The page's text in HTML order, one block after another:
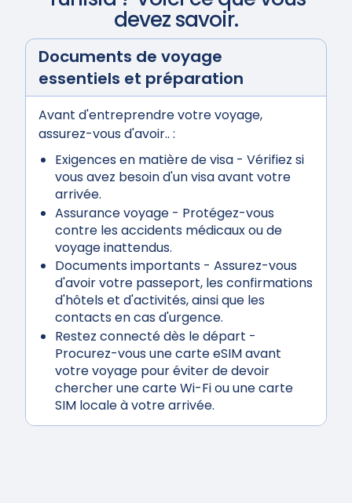
devez savoir.
Documents de voyage
essentiels et préparation
Avant d'entreprendre votre voyage,
assurez-vous d'avoir.. :
Exigences en matière de visa - Vérifiez si
vous avez besoin d'un visa avant votre
arrivée.
Assurance voyage - Protégez-vous
contre les accidents médicaux ou de
voyage inattendus.
Documents importants - Assurez-vous
d'avoir votre passeport, les confirmations
d'hôtels et d'activités, ainsi que les
contacts en cas d'urgence.
Restez connecté dès le départ -
Procurez-vous une carte eSIM avant
votre voyage pour éviter de devoir
chercher une carte Wi-Fi ou une carte
SIM locale à votre arrivée.